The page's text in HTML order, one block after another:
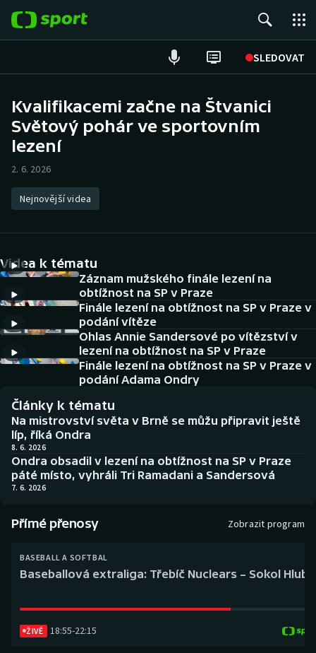
SLEDOVAT
Hokej
Atletika
DALŠÍ SPORTY
Americký fotbal
Baseball a softbal
Basketbal
Boby a skeleton
Box
Dostihy
Florbal
Golf
NEPŘEHLÉDNĚTE
Soutěže
Historické návraty
AZ kvíz
Kvalifikacemi začne na Štvanici
Světový pohár ve sportovním
lezení
2. 6. 2026
Nejnovější videa
Videa k tématu
Záznam mužského finále lezení na
obtížnost na SP v Praze
Finále lezení na obtížnost na SP v Praze v
podání vítěze
Ohlas Annie Sandersové po vítězství v
lezení na obtížnost na SP v Praze
Finále lezení na obtížnost na SP v Praze v
podání Adama Ondry
Články k tématu
Na mistrovství světa v Brně se můžu připravit ještě
líp, říká Ondra
8. 6. 2026
Ondra obsadil v lezení na obtížnost na SP v Praze
páté místo, vyhráli Tri Ramadani a Sandersová
7. 6. 2026
Přímé přenosy Zobrazit program
BASEBALL A SOFTBAL
Baseballová extraliga: Třebíč Nuclears – Sokol
ŽIVĚ 18:55-22:15